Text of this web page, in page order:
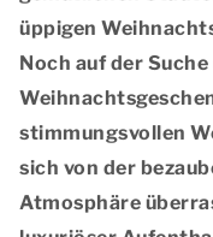
üppigen
Noch auf der
stimmungsvollen
sich von der
Atmosphäre